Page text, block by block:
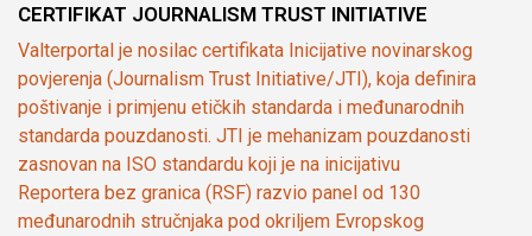
CERTIFIKAT JOURNALISM TRUST INITIATIVE
Valterportal je nosilac certifikata Inicijative novinarskog
povjerenja (Journalism Trust Initiative/JTI), koja definira
poštivanje i primjenu etičkih standarda i međunarodnih
standarda pouzdanosti. JTI je mehanizam pouzdanosti
zasnovan na ISO standardu koji je na inicijativu
Reportera bez granica (RSF) razvio panel od 130
međunarodnih stručnjaka pod okriljem Evropskog